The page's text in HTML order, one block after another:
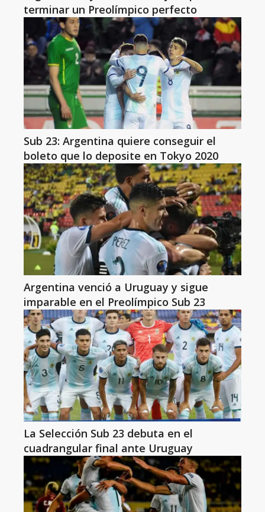
terminar un Preolímpico perfecto
Sub 23: Argentina quiere conseguir el
boleto que lo deposite en Tokyo 2020
Argentina venció a Uruguay y sigue
imparable en el Preolímpico Sub 23
La Selección Sub 23 debuta en el
cuadrangular final ante Uruguay